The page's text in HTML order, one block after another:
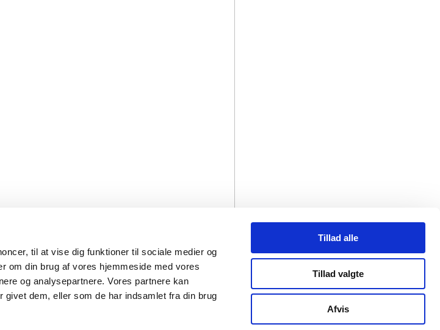
til at vise dig funktioner til sociale medier og
om din brug af vores hjemmeside med vores
og analysepartnere. Vores partnere kan
dem, eller som de har indsamlet fra din brug
Tillad alle
Tillad valgte
Afvis
opdateret om nye udgivelser